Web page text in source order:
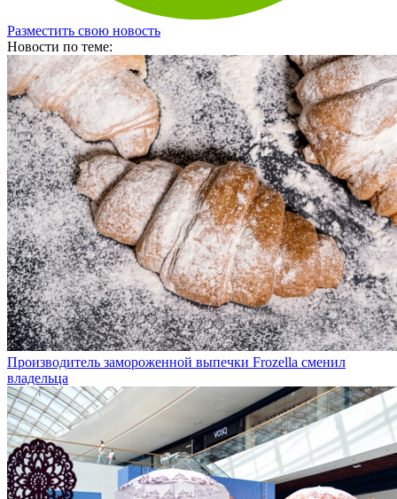
Разместить свою новость
Новости по теме:
Производитель замороженной выпечки Frozella сменил
владельца